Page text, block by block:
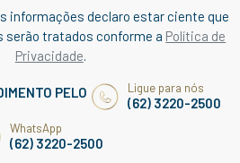
informações declaro estar ciente que
serão tratados conforme a Política de
Privacidade.
PELO Ligue para nós
(62) 3220-2500
WhatsApp
(62) 3220-2500